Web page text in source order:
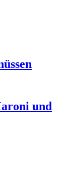
und